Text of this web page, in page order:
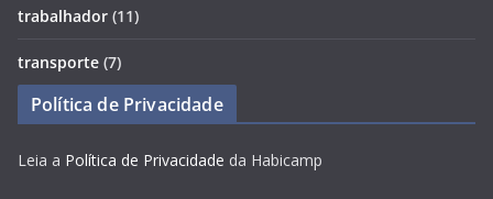
trabalhador (11)
transporte (7)
Política de Privacidade
Leia a Política de Privacidade da Habicamp